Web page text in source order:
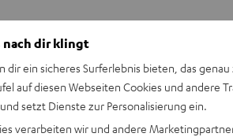
beeindruckt mit
während die kompakten
nach dir klingt
dir ein sicheres Surferlebnis bieten, das
auf diesen Webseiten Cookies und andere
setzt Dienste zur Personalisierung ein.
verarbeiten wir und andere